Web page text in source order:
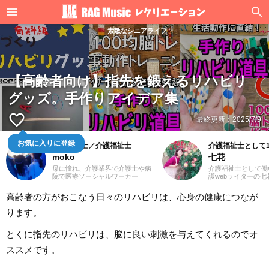
素敵なシニアライフ
【高齢者向け】指先を鍛えるリハビリ
グッズ。手作りアイデア集
favorite_border
お気に入りに登録
最終更新： 2025/7/9
社会福祉士／介護福祉士
moko
母に憧れ、介護業界で介護士や病
院で医療ソーシャルワーカー
ママ、mokoと申します。前職での
経験を活かして、主に介護に関す
介護福祉士として
七花
介護福祉士として
護webライターの七
のために役立つ仕
から。デイケアで
る雰囲気になりと
た。これからも、
高齢者の方がおこなう日々のリハビリは、心身の健康につなが
ります。
とくに指先のリハビリは、脳に良い刺激を与えてくれるのでオ
ススメです。